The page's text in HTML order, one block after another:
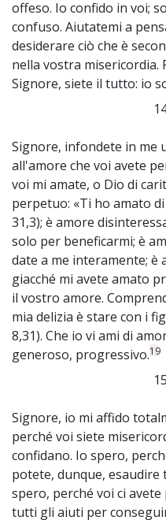
offeso. Io confido in voi;
confuso. Aiutatemi a
desiderare ciò che è
nella vostra misericordia.
Signore, siete il tutto: io
Signore, infondete in me
all'amore che voi avete
voi mi amate, o Dio di
perpetuo: «Ti ho amato
31,3); è amore
solo per beneficarmi; è
date a me interamente; è
giacché mi avete amato
il vostro amore.
mia delizia è stare con i
8,31). Che io vi ami di
generoso, progressivo.19
Signore, io mi affido
perché voi siete
confidano. Io spero,
potete, dunque, esaudire
spero, perché voi ci
tutti gli aiuti per